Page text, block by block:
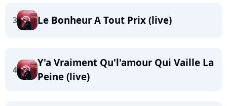
3 Le Bonheur A Tout Prix (live)
4
Y'a Vraiment Qu'l'amour Qui Vaille La
Peine (live)